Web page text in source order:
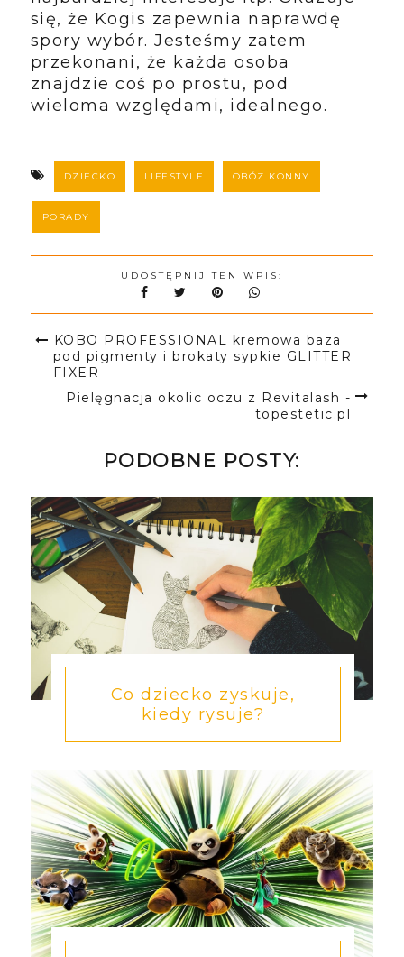
się, że Kogis zapewnia naprawdę
spory wybór. Jesteśmy zatem
przekonani, że każda osoba
znajdzie coś po prostu, pod
wieloma względami, idealnego.
DZIECKO LIFESTYLE OBÓZ KONNY
PORADY
UDOSTĘPNIJ TEN WPIS:
KOBO PROFESSIONAL kremowa baza
pod pigmenty i brokaty sypkie GLITTER
FIXER
Pielęgnacja okolic oczu z Revitalash -
topestetic.pl
PODOBNE POSTY:
Co dziecko zyskuje,
kiedy rysuje?